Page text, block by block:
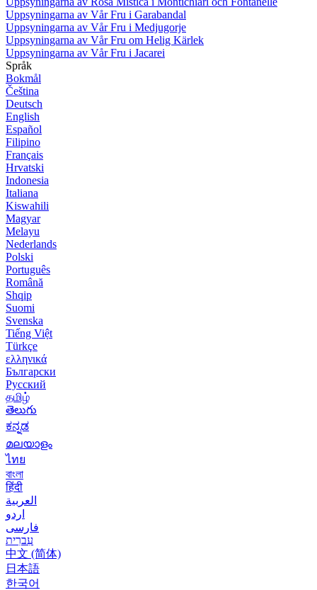
Uppsyningarna av Vår Fru i Garabandal
Uppsyningarna av Vår Fru i Medjugorje
Uppsyningarna av Vår Fru om Helig Kärlek
Uppsyningarna av Vår Fru i Jacarei
Språk
Bokmål
Čeština
Deutsch
English
Español
Filipino
Français
Hrvatski
Indonesia
Italiana
Kiswahili
Magyar
Melayu
Nederlands
Polski
Português
Română
Shqip
Suomi
Svenska
Tiếng Việt
Türkçe
ελληνικά
Български
Русский
தமிழ்
తెలుగు
ಕನ್ನಡ
മലയാളം
ไทย
বাংলা
हिंदी
العربية
اردو
فارسی
עִברִית
中文 (简体)
日本語
한국어